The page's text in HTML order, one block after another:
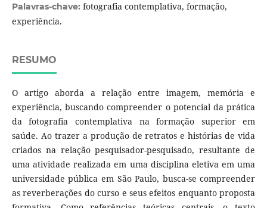
Palavras-chave: fotografia contemplativa, formação,
experiência.
RESUMO
O artigo aborda a relação entre imagem, memória e
experiência, buscando compreender o potencial da prática
da fotografia contemplativa na formação superior em
saúde. Ao trazer a produção de retratos e histórias de vida
criados na relação pesquisador-pesquisado, resultante de
uma atividade realizada em uma disciplina eletiva em uma
universidade pública em São Paulo, busca-se compreender
as reverberações do curso e seus efeitos enquanto proposta